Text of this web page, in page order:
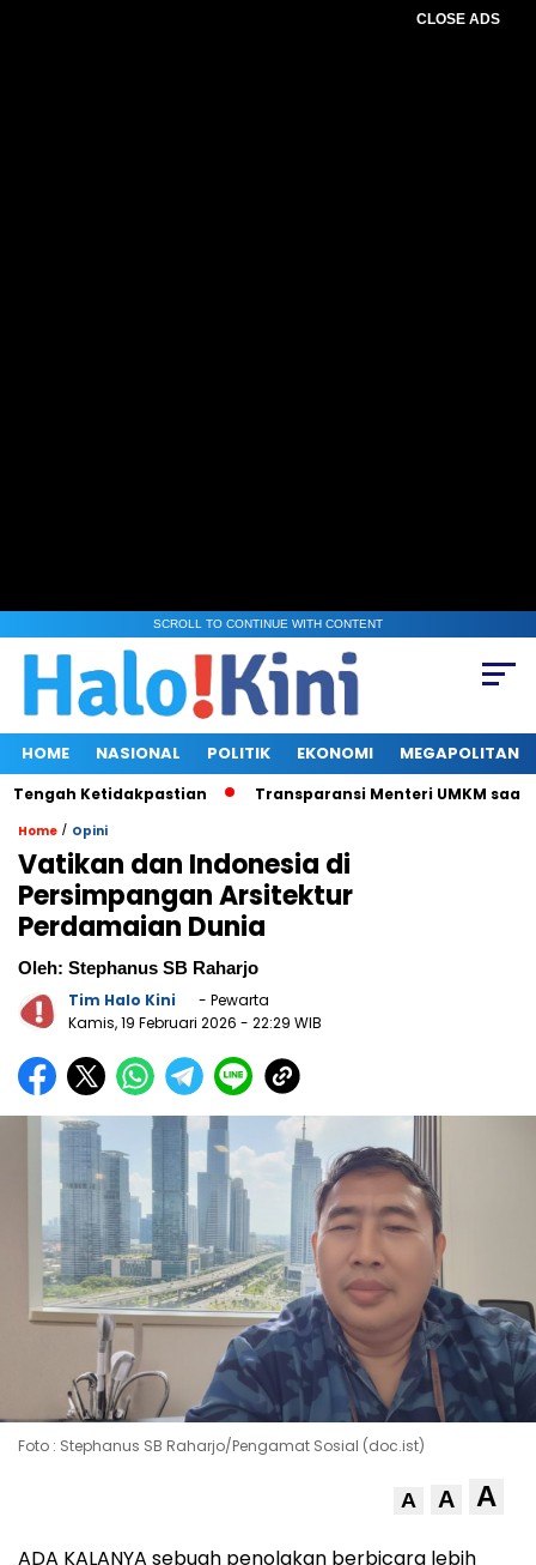
CLOSE ADS
SCROLL TO CONTINUE WITH CONTENT
HOME NASIONAL POLITIK EKONOMI MEGAPOLITAN
Ketidakpastian Transparansi Menteri UMKM saat
Home / Opini
Vatikan dan Indonesia di
Persimpangan Arsitektur
Perdamaian Dunia
Oleh: Stephanus SB Raharjo
Tim Halo Kini
- Pewarta
Kamis, 19 Februari 2026 - 22:29 WIB
Foto : Stephanus SB Raharjo/Pengamat Sosial (doc.ist)
A A A
ADA KALANYA sebuah penolakan berbicara lebih